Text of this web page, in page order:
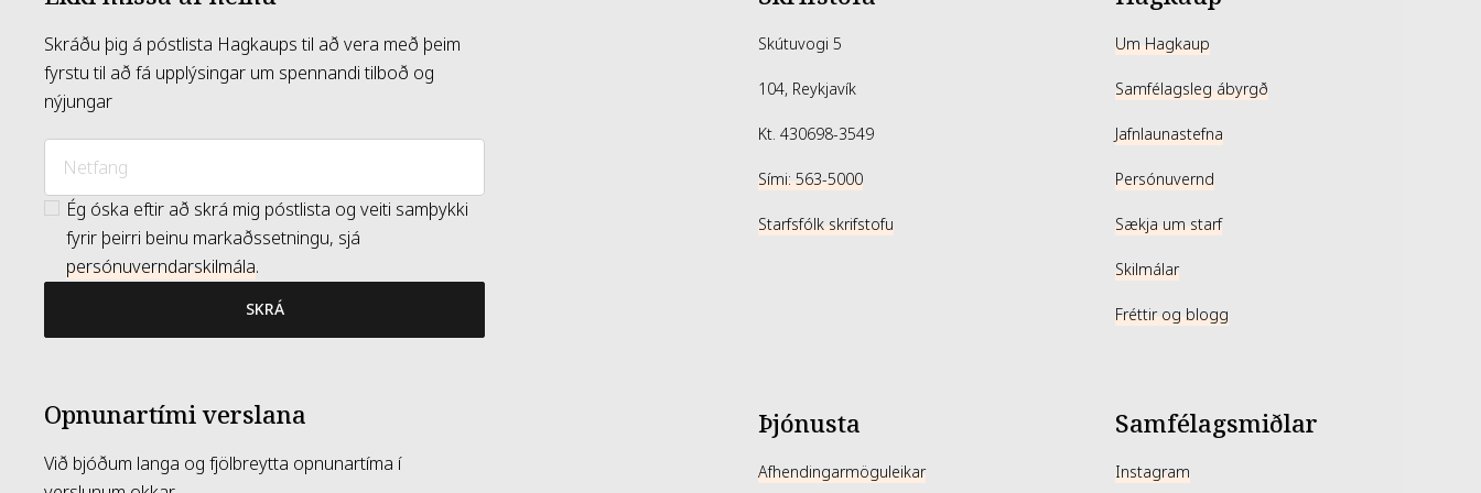
Skráðu þig á póstlista Hagkaups til að vera með þeim
fyrstu til að fá upplýsingar um spennandi tilboð og
nýjungar
Ég óska eftir að skrá mig póstlista og veiti samþykki
fyrir þeirri beinu markaðssetningu, sjá
persónuverndarskilmála.
SKRÁ
Opnunartími verslana
Við bjóðum langa og fjölbreytta opnunartíma í
Skútuvogi 5
104, Reykjavík
Kt. 430698-3549
Sími: 563-5000
Starfsfólk skrifstofu
Um Hagkaup
Samfélagsleg ábyrgð
Jafnlaunastefna
Persónuvernd
Sækja um starf
Skilmálar
Fréttir og blogg
Þjónusta
Afhendingarmöguleikar
Samfélagsmiðlar
Instagram